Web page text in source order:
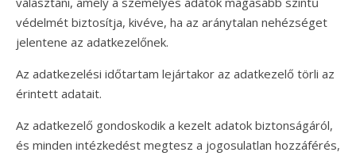
védelmét biztosítja, kivéve, ha az aránytalan nehézséget
jelentene az adatkezelőnek.
Az adatkezelési időtartam lejártakor az adatkezelő törli az
érintett adatait.
Az adatkezelő gondoskodik a kezelt adatok biztonságáról,
és minden intézkedést megtesz a jogosulatlan hozzáférés,